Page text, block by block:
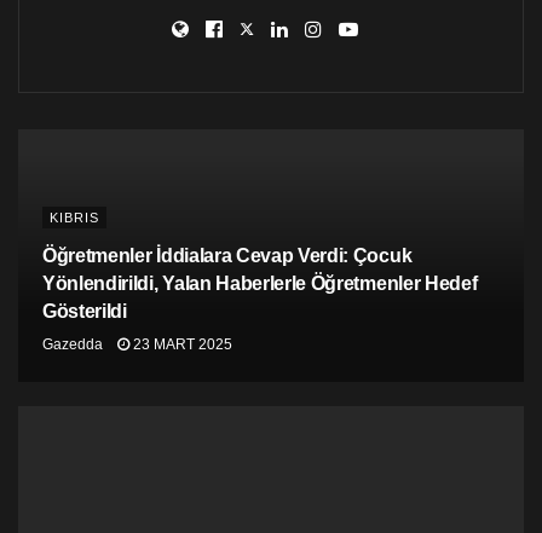
KIBRIS
Öğretmenler İddialara Cevap Verdi: Çocuk
Yönlendirildi, Yalan Haberlerle Öğretmenler Hedef
Gösterildi
Gazedda 23 MART 2025